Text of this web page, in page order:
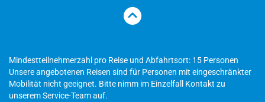
Mindestteilnehmerzahl pro Reise und Abfahrtsort: 15 Personen
Unsere angebotenen Reisen sind für Personen mit eingeschränkter
Mobilität nicht geeignet. Bitte nimm im Einzelfall Kontakt zu
unserem Service-Team auf.